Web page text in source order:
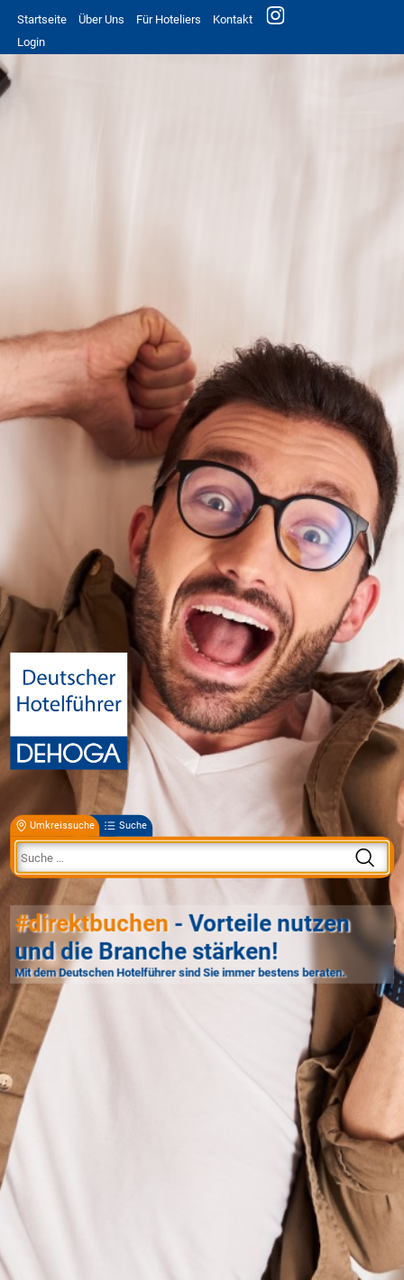
Startseite Über Uns Für Hoteliers
Kontakt
Login
Umkreissuche Suche
#direktbuchen - Vorteile nutzen
und die Branche stärken!
Mit dem Deutschen Hotelführer sind Sie immer bestens beraten.